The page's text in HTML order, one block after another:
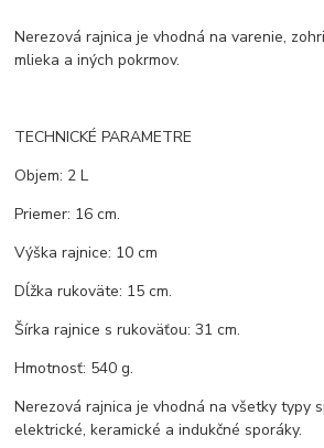
Nerezová rajnica je vhodná na varenie,
mlieka a iných pokrmov.
TECHNICKÉ PARAMETRE
Objem: 2 L
Priemer: 16 cm.
Výška rajnice: 10 cm
Dĺžka rukoväte: 15 cm.
Šírka rajnice s rukoväťou: 31 cm.
Hmotnosť: 540 g.
Nerezová rajnica je vhodná na všetky typy
elektrické, keramické a indukčné sporáky.